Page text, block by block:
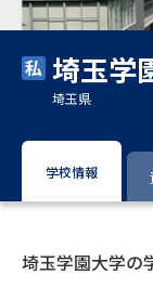
大学・短大の資
大学パンフ
集要項＆願書
埼玉学
埼玉県
学校情報
埼玉学園大学の